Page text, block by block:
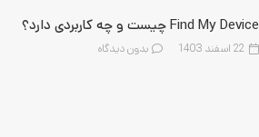
Find My Device چیست و چه کاربردی دارد؟
22 اسفند 1403 بدون دیدگاه